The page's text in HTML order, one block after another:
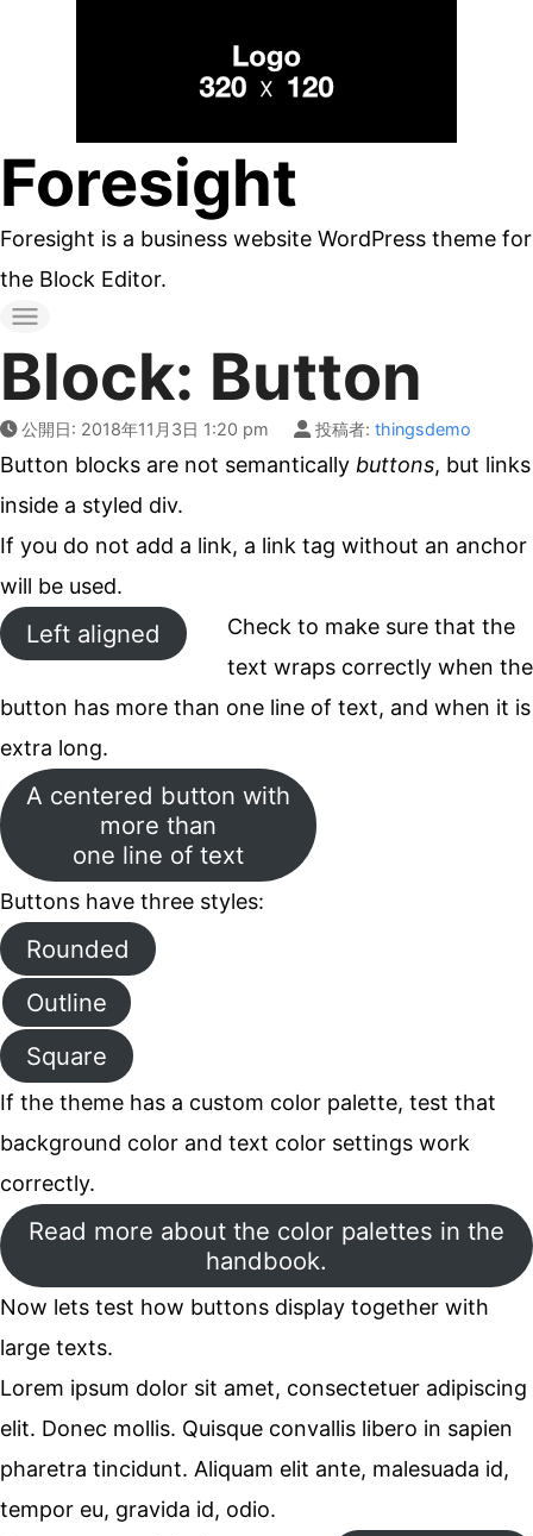
ツ
プ
す
る
Foresight
Foresight is a business website WordPress theme for
the Block Editor.
Block: Button
公開日: 2018年11月3日 1:20 pm 投稿者: thingsdemo
Button blocks are not semantically buttons, but links
inside a styled div.
If you do not add a link, a link tag without an anchor
will be used.
Left aligned
Check to make sure that the
text wraps correctly when the
button has more than one line of text, and when it is
extra long.
A centered button with
more than
one line of text
Buttons have three styles:
Rounded
Outline
Square
If the theme has a custom color palette, test that
background color and text color settings work
correctly.
Read more about the color palettes in the
handbook.
Now lets test how buttons display together with
large texts.
Lorem ipsum dolor sit amet, consectetuer adipiscing
elit. Donec mollis. Quisque convallis libero in sapien
pharetra tincidunt. Aliquam elit ante, malesuada id,
tempor eu, gravida id, odio.